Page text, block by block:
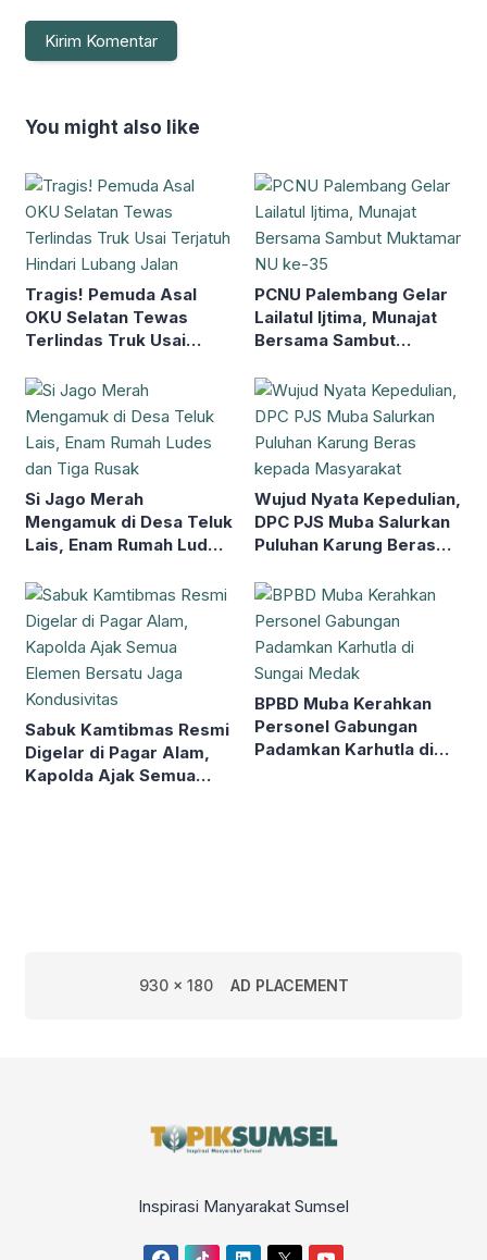
You might also like
Tragis! Pemuda Asal
OKU Selatan Tewas
Terlindas Truk Usai
Jalan
PCNU Palembang Gelar
Lailatul Ijtima, Munajat
Bersama Sambut
Si Jago Merah
Mengamuk di Desa Teluk
Lais, Enam Rumah Ludes
Wujud Nyata Kepedulian,
DPC PJS Muba Salurkan
Puluhan Karung Beras
Sabuk Kamtibmas Resmi
Digelar di Pagar Alam,
Kapolda Ajak Semua
BPBD Muba Kerahkan
Personel Gabungan
Padamkan Karhutla di
930 x 180 AD PLACEMENT
Inspirasi Manyarakat Sumsel